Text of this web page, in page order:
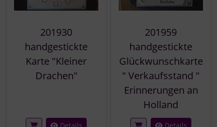
201930
handgestickte
Karte "Kleiner
Drachen"
201959
handgestickte
Glückwunschkarte
" Verkaufsstand "
Erinnerungen an
Holland